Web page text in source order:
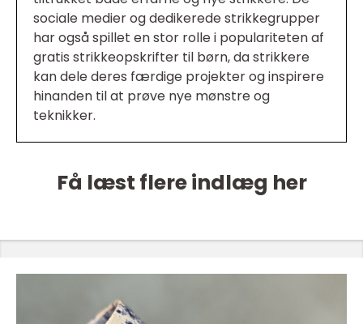
sociale medier og dedikerede strikkegrupper
har også spillet en stor rolle i populariteten af
gratis strikkeopskrifter til børn, da strikkere
kan dele deres færdige projekter og inspirere
hinanden til at prøve nye mønstre og
teknikker.
Få læst flere indlæg her